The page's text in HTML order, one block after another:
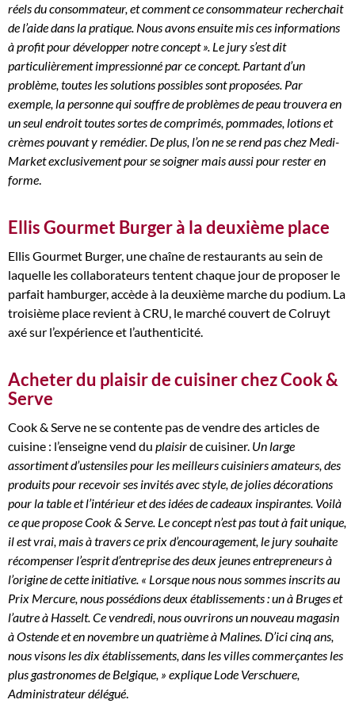
réels du consommateur, et comment ce consommateur recherchait
de l’aide dans la pratique. Nous avons ensuite mis ces informations
à profit pour développer notre concept ». Le jury s’est dit
particulièrement impressionné par ce concept. Partant d’un
problème, toutes les solutions possibles sont proposées. Par
exemple, la personne qui souffre de problèmes de peau trouvera en
un seul endroit toutes sortes de comprimés, pommades, lotions et
crèmes pouvant y remédier. De plus, l’on ne se rend pas chez Medi-
Market exclusivement pour se soigner mais aussi pour rester en
forme.
Ellis Gourmet Burger à la deuxième place
Ellis Gourmet Burger, une chaîne de restaurants au sein de
laquelle les collaborateurs tentent chaque jour de proposer le
parfait hamburger, accède à la deuxième marche du podium. La
troisième place revient à CRU, le marché couvert de Colruyt
axé sur l’expérience et l’authenticité.
Acheter du plaisir de cuisiner chez Cook &
Serve
Cook & Serve ne se contente pas de vendre des articles de
cuisine : l’enseigne vend du plaisirde cuisiner. Un large
assortiment d’ustensiles pour les meilleurs cuisiniers amateurs, des
produits pour recevoir ses invités avec style, de jolies décorations
pour la table et l’intérieur et des idées de cadeaux inspirantes. Voilà
ce que propose Cook & Serve. Le concept n’est pas tout à fait unique,
il est vrai, mais à travers ce prix d’encouragement, le jury souhaite
récompenser l’esprit d’entreprise des deux jeunes entrepreneurs à
l’origine de cette initiative. « Lorsque nous nous sommes inscrits au
Prix Mercure, nous possédions deux établissements : un à Bruges et
l’autre à Hasselt. Ce vendredi, nous ouvrirons un nouveau magasin
à Ostende et en novembre un quatrième à Malines. D’ici cinq ans,
nous visons les dix établissements, dans les villes commerçantes les
plus gastronomes de Belgique, » explique Lode Verschuere,
Administrateur délégué.